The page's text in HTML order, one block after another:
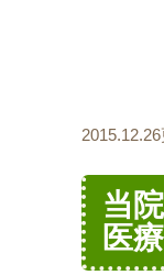
当
医